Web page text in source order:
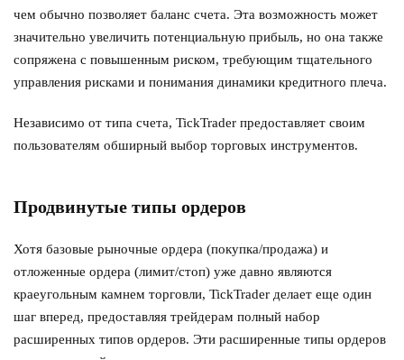
чем обычно позволяет баланс счета. Эта возможность может
значительно увеличить потенциальную прибыль, но она также
сопряжена с повышенным риском, требующим тщательного
управления рисками и понимания динамики кредитного плеча.
Независимо от типа счета, TickTrader предоставляет своим
пользователям обширный выбор торговых инструментов.
Продвинутые типы ордеров
Хотя базовые рыночные ордера (покупка/продажа) и
отложенные ордера (лимит/стоп) уже давно являются
краеугольным камнем торговли, TickTrader делает еще один
шаг вперед, предоставляя трейдерам полный набор
расширенных типов ордеров. Эти расширенные типы ордеров